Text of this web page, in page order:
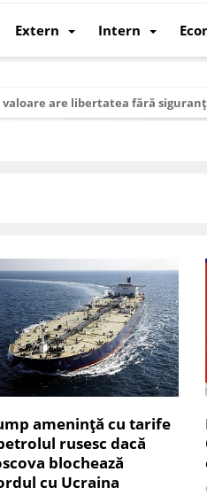
Extern Intern
valoare are libertatea fără
de ce rezistă?
Europeană. Ce ne
a supraviețui ca țară
nanoparticule
cip AI pentru a înlocui Nvidia
amenință cu tarife
rusesc dacă
blochează
cu Ucraina